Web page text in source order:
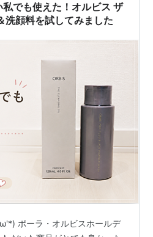
私でも使えた！オルビス ザ
洗顔料を試してみました
ポーラ・オルビスホールデ